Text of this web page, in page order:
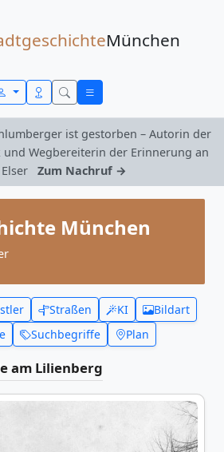
München
ist gestorben – Autorin der
Wegbereiterin der Erinnerung an
Zum Nachruf →
München
Straßen KI
Bildart
Suchbegriffe Plan
am Lilienberg